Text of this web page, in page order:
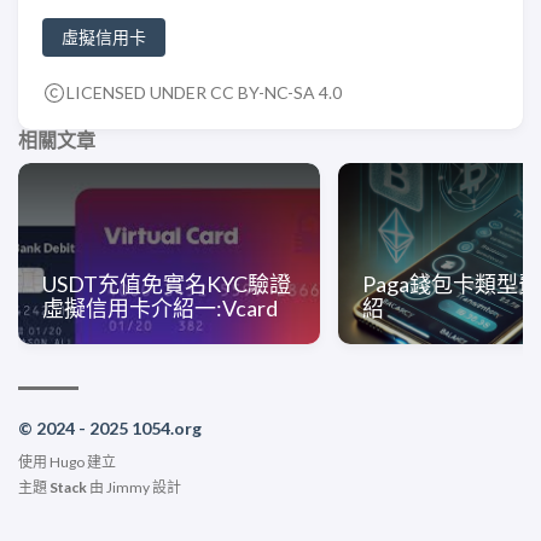
虛擬信用卡
LICENSED UNDER CC BY-NC-SA 4.0
相關文章
USDT充值免實名KYC驗證
虛擬信用卡介紹一:Vcard
Paga錢包卡類型
紹
© 2024 - 2025 1054.org
使用 Hugo建立
主題 Stack 由 Jimmy設計